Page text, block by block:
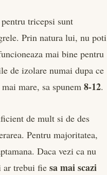
tricepsi sunt
Prin natura lui, nu poti
mai bine pentru
de izolare numai dupa ce
mare, sa spunem8-12.
de mult si de des
Pentru majoritatea,
Daca vezi ca nu
ar trebui fiesa mai scazi